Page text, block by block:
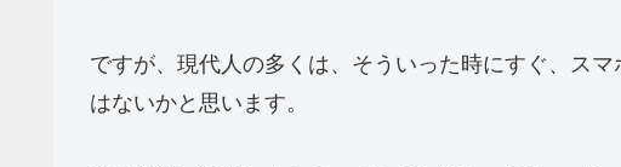
ですが、現代人の多くは、そういった時にすぐ、ス
はないかと思います。